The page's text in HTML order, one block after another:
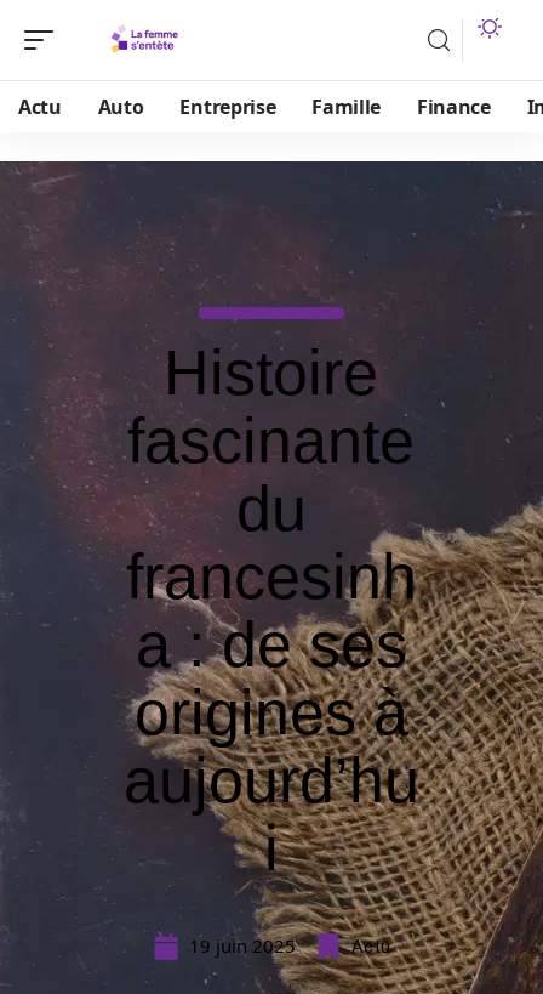
Actu Auto Entreprise Famille Finance
Histoire
fascinante
du
francesinh
a : de ses
origines à
aujourd’hu
i
19 juin 2025 Actu